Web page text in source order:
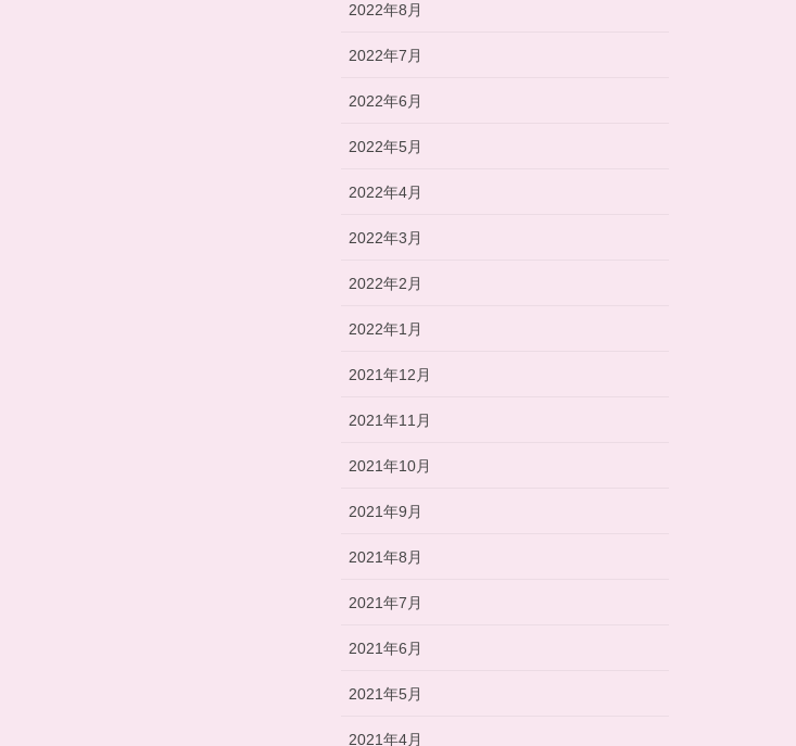
2022年8月
2022年7月
2022年6月
2022年5月
2022年4月
2022年3月
2022年2月
2022年1月
2021年12月
2021年11月
2021年10月
2021年9月
2021年8月
2021年7月
2021年6月
2021年5月
2021年4月